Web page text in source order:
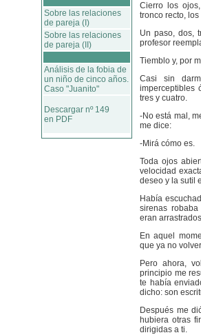
Sobre las relaciones
de pareja (I)
Sobre las relaciones
de pareja (II)
Análisis de la fobia de
un niño de cinco años.
Caso "Juanito"
Descargar nº 149
en PDF
Cierro los
tronco recto,
Un paso, dos,
profesor
Tiemblo y, por
Casi sin
imperceptibles
tres y cuatro.
-No está mal,
me dice:
-Mirá cómo es.
Toda ojos
velocidad
deseo y la sutil
Había
sirenas
eran
En aquel
que ya no
Pero ahora,
principio me
te había
dicho: son
Después me
hubiera otras
dirigidas a ti.